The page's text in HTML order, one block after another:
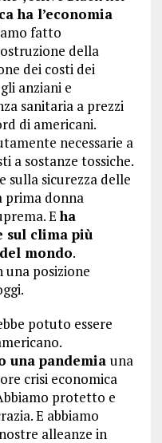
ha l’economia
fatto
della
dei costi dei
anziani e
sanitaria a prezzi
di americani.
necessarie a
a sostanze tossiche.
sulla sicurezza delle
prima donna
Eha
sul clima più
mondo.
una posizione
potuto essere
una pandemia una
crisi economica
protetto e
E abbiamo
alleanze in